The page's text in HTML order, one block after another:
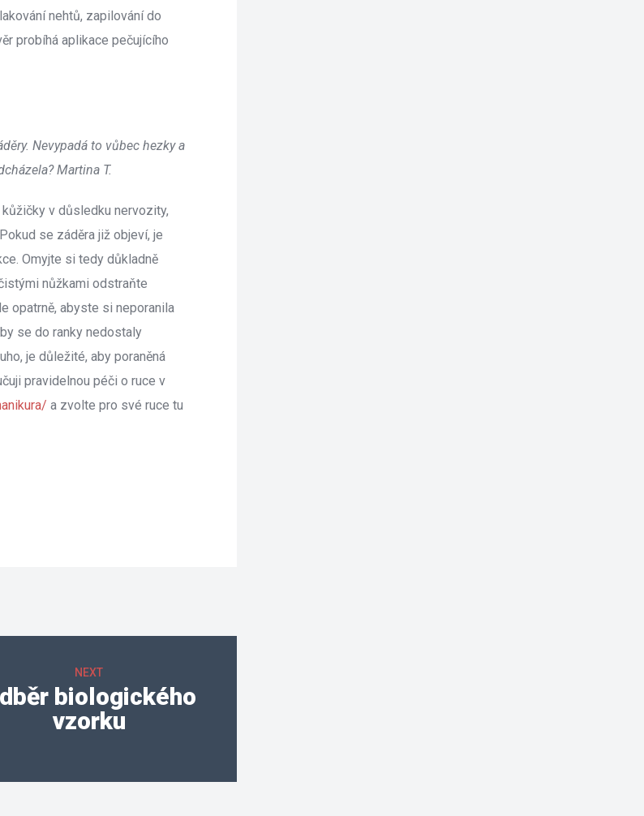
nehtů, zapilování do
probíhá aplikace pečujícího
Nevypadá to vůbec hezky a
Martina T.
v důsledku nervozity,
se záděra již objeví, je
Omyjte si tedy důkladně
nůžkami odstraňte
opatrně, abyste si neporanila
se do ranky nedostaly
je důležité, aby poraněná
pravidelnou péči o ruce v
a zvolte pro své ruce tu
NEXT
biologického
vzorku